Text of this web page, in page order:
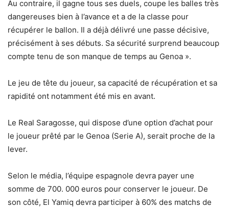
Au contraire, il gagne tous ses duels, coupe les balles très
dangereuses bien à l’avance et a de la classe pour
récupérer le ballon. Il a déjà délivré une passe décisive,
précisément à ses débuts. Sa sécurité surprend beaucoup
compte tenu de son manque de temps au Genoa ».
Le jeu de tête du joueur, sa capacité de récupération et sa
rapidité ont notamment été mis en avant.
Le Real Saragosse, qui dispose d’une option d’achat pour
le joueur prêté par le Genoa (Serie A), serait proche de la
lever.
Selon le média, l’équipe espagnole devra payer une
somme de 700. 000 euros pour conserver le joueur. De
son côté, El Yamiq devra participer à 60% des matchs de